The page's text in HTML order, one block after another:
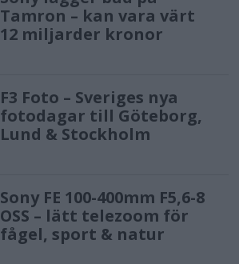
Tamron – kan vara värt
12 miljarder kronor
F3 Foto – Sveriges nya
fotodagar till Göteborg,
Lund & Stockholm
Sony FE 100-400mm F5,6-8
OSS – lätt telezoom för
fågel, sport & natur